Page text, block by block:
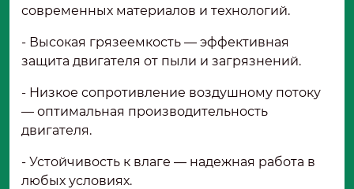
современных материалов и технологий.
- Высокая грязеемкость — эффективная
защита двигателя от пыли и загрязнений.
- Низкое сопротивление воздушному потоку
— оптимальная производительность
двигателя.
- Устойчивость к влаге — надежная работа в
любых условиях.